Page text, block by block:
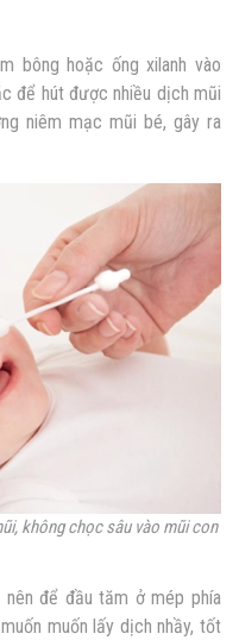
bông hoặc ống xilanh vào
để hút được nhiều dịch mũi
niêm mạc mũi bé, gây ra
không chọc sâu vào mũi con
để đầu tăm ở mép phía
muốn lấy dịch nhầy, tốt